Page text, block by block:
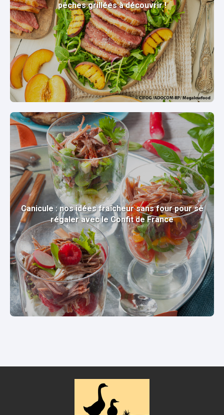
pêches grillées à découvrir !
Canicule : nos idées fraîcheur sans four pour se
régaler avec le Confit de France